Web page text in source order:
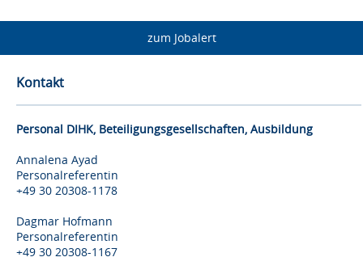
zum Jobalert
Kontakt
Personal DIHK, Beteiligungsgesellschaften, Ausbildung
Annalena Ayad
Personalreferentin
+49 30 20308-1178
Dagmar Hofmann
Personalreferentin
+49 30 20308-1167